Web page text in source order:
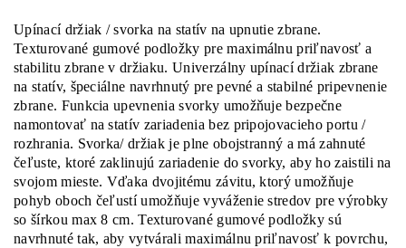
Upínací držiak / svorka na statív na upnutie zbrane.
Texturované gumové podložky pre maximálnu priľnavosť a
stabilitu zbrane v držiaku. Univerzálny upínací držiak zbrane
na statív, špeciálne navrhnutý pre pevné a stabilné pripevnenie
zbrane. Funkcia upevnenia svorky umožňuje bezpečne
namontovať na statív zariadenia bez pripojovacieho portu /
rozhrania. Svorka/ držiak je plne obojstranný a má zahnuté
čeľuste, ktoré zaklinujú zariadenie do svorky, aby ho zaistili na
svojom mieste. Vďaka dvojitému závitu, ktorý umožňuje
pohyb oboch čeľustí umožňuje vyváženie stredov pre výrobky
so šírkou max 8 cm. Texturované gumové podložky sú
navrhnuté tak, aby vytvárali maximálnu priľnavosť k povrchu,